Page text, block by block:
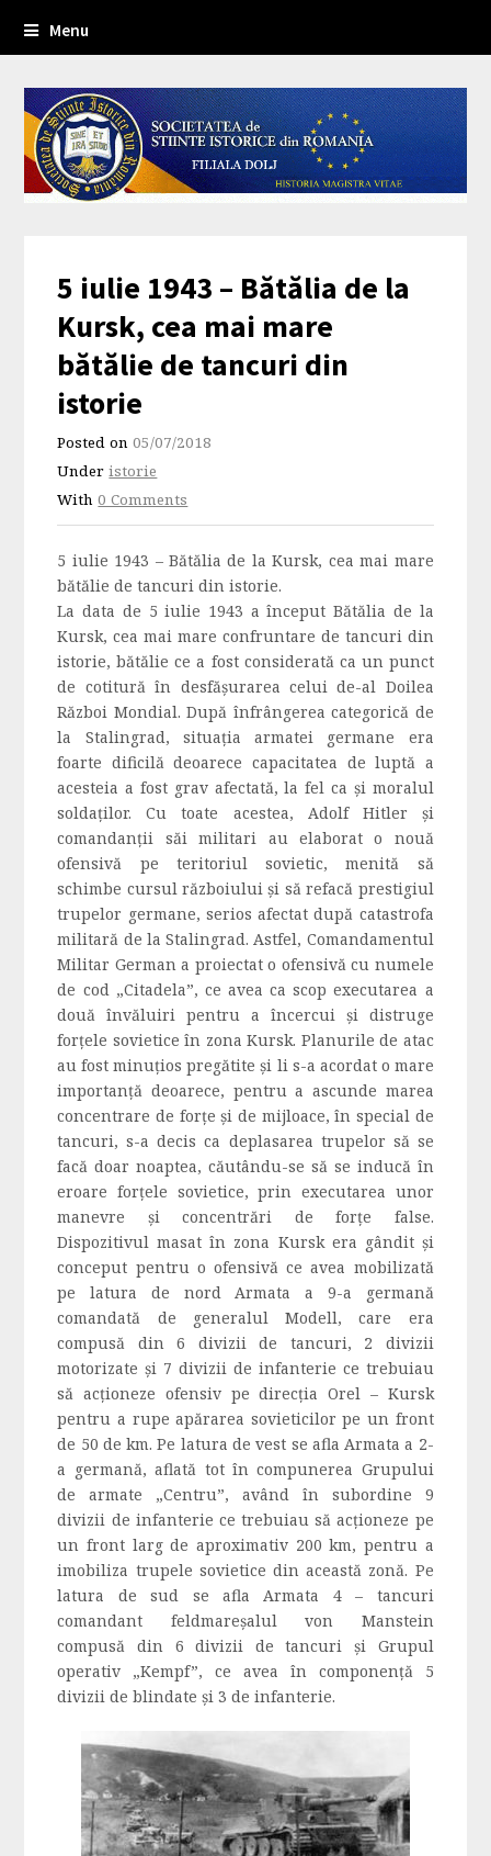
Menu
5 iulie 1943 – Bătălia de la
Kursk, cea mai mare
bătălie de tancuri din
istorie
Posted on05/07/2018
Underistorie
With0 Comments
5 iulie 1943 – Bătălia de la Kursk, cea mai mare
bătălie de tancuri din istorie.
La data de 5 iulie 1943 a început Bătălia de la
Kursk, cea mai mare confruntare de tancuri din
istorie, bătălie ce a fost considerată ca un punct
de cotitură în desfășurarea celui de-al Doilea
Război Mondial. După înfrângerea categorică de
la Stalingrad, situaţia armatei germane era
foarte dificilă deoarece capacitatea de luptă a
acesteia a fost grav afectată, la fel ca şi moralul
soldaţilor. Cu toate acestea, Adolf Hitler şi
comandanţii săi militari au elaborat o nouă
ofensivă pe teritoriul sovietic, menită să
schimbe cursul războiului şi să refacă prestigiul
trupelor germane, serios afectat după catastrofa
militară de la Stalingrad. Astfel, Comandamentul
Militar German a proiectat o ofensivă cu numele
de cod „Citadela”, ce avea ca scop executarea a
două învăluiri pentru a încercui şi distruge
forţele sovietice în zona Kursk. Planurile de atac
au fost minuţios pregătite şi li s-a acordat o mare
importanţă deoarece, pentru a ascunde marea
concentrare de forţe şi de mijloace, în special de
tancuri, s-a decis ca deplasarea trupelor să se
facă doar noaptea, căutându-se să se inducă în
eroare forţele sovietice, prin executarea unor
manevre şi concentrări de forţe false.
Dispozitivul masat în zona Kursk era gândit şi
conceput pentru o ofensivă ce avea mobilizată
pe latura de nord Armata a 9-a germană
comandată de generalul Modell, care era
compusă din 6 divizii de tancuri, 2 divizii
motorizate şi 7 divizii de infanterie ce trebuiau
să acţioneze ofensiv pe direcţia Orel – Kursk
pentru a rupe apărarea sovieticilor pe un front
de 50 de km. Pe latura de vest se afla Armata a 2-
a germană, aflată tot în compunerea Grupului
de armate „Centru”, având în subordine 9
divizii de infanterie ce trebuiau să acţioneze pe
un front larg de aproximativ 200 km, pentru a
imobiliza trupele sovietice din această zonă. Pe
latura de sud se afla Armata 4 – tancuri
comandant feldmareşalul von Manstein
compusă din 6 divizii de tancuri şi Grupul
operativ „Kempf”, ce avea în componență 5
divizii de blindate şi 3 de infanterie.